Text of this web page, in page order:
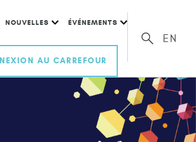
NOUVELLES ÉVÉNEMENTS
AU CARREFOUR
EN